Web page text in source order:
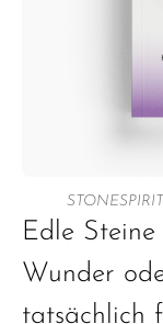
Edle
Wunder
tatsächlich